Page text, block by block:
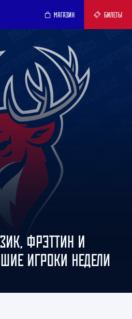
МАГАЗИН БИЛЕТЫ
ФРЭТТИН И
ИГРОКИ НЕДЕЛИ